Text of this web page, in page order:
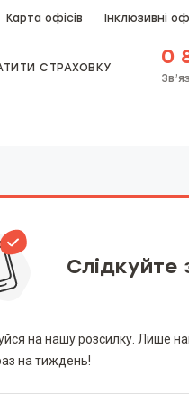
Карта офісів Інклюзивні
СТРАХОВКУ 0
Слідкуйте
на нашу розсилку. Лише
на тиждень!